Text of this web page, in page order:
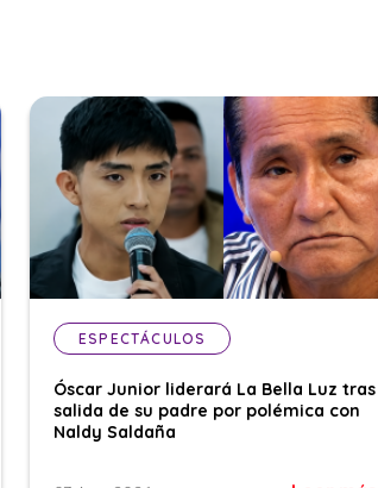
ESPECTÁCULOS
Óscar Junior liderará La Bella Luz tras
salida de su padre por polémica con
Naldy Saldaña